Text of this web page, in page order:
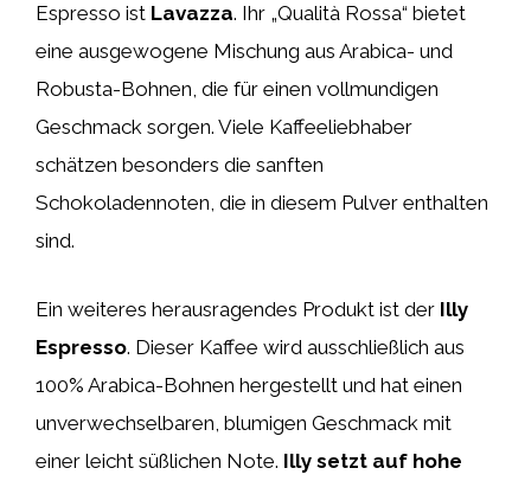
Espresso ist Lavazza. Ihr „Qualità Rossa“ bietet
eine ausgewogene Mischung aus Arabica- und
Robusta-Bohnen, die für einen vollmundigen
Geschmack sorgen. Viele Kaffeeliebhaber
schätzen besonders die sanften
Schokoladennoten, die in diesem Pulver enthalten
sind.
Ein weiteres herausragendes Produkt ist der Illy
Espresso. Dieser Kaffee wird ausschließlich aus
100% Arabica-Bohnen hergestellt und hat einen
unverwechselbaren, blumigen Geschmack mit
einer leicht süßlichen Note. Illy setzt auf hohe